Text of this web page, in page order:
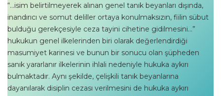
“…isim belirtilmeyerek alınan genel tanık beyanları dışında,
inandırıcı ve somut deliller ortaya konulmaksızın, fiilin sübut
bulduğu gerekçesiyle ceza tayini cihetine gidilmesini…”
hukukun genel ilkelerinden biri olarak değerlendirdiği
masumiyet karinesi ve bunun bir sonucu olan şüpheden
sanık yararlanır ilkelerinin ihlali nedeniyle hukuka aykırı
bulmaktadır. Aynı şekilde, çelişkili tanık beyanlarına
dayanılarak disiplin cezası verilmesini de hukuka aykırı